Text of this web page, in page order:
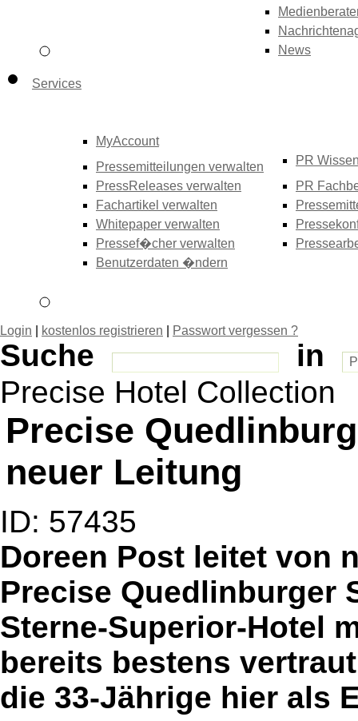
News
Services
MyAccount
Pressemitteilungen verwalten
PressReleases verwalten
Fachartikel verwalten
Whitepaper verwalten
Pressef�cher verwalten
Benutzerdaten �ndern
PR
PR
Login kostenlos registrieren Passwort vergessen ?
Suche
in
Precise Hotel Collection
Precise
neuer Leitung
ID: 57435
Doreen Post leitet von
Precise Quedlinburger
Sterne-Superior-Hotel
bereits bestens
die 33-Jährige hier als